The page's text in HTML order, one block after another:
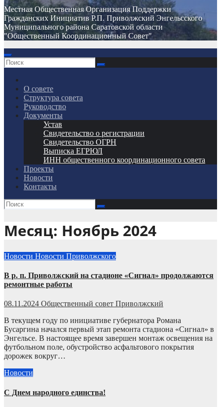
Местная Общественная Организация Поддержки
Гражданских Инициатив Р.П. Приволжский Энгельсского
Муниципального района Саратовской области
"Общественный Координационный Совет"
О совете
Структура совета
Руководство
Документы
Устав
Свидетельство о регистрации
Свидетельство ОГРН
Выписка ЕГРЮЛ
ИНН общественного координационного совета
Проекты
Новости
Контакты
Месяц: Ноябрь 2024
Новости Новости Приволжского
В р. п. Приволжский на стадионе «Сигнал» продолжаются
ремонтные работы
08.11.2024 Общественный совет Приволжский
В текущем году по инициативе губернатора Романа
Бусаргина начался первый этап ремонта стадиона «Сигнал» в
Энгельсе. В настоящее время завершен монтаж освещения на
футбольном поле, обустройство асфальтового покрытия
дорожек вокруг…
Новости
С Днем народного единства!